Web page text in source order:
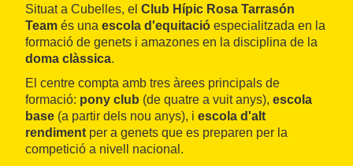
Situat a Cubelles, el Club Hípic Rosa Tarrasón
Team és una escola d'equitació especialitzada en la
formació de genets i amazones en la disciplina de la
doma clàssica.
El centre compta amb tres àrees principals de
formació: pony club (de quatre a vuit anys), escola
base (a partir dels nou anys), i escola d'alt
rendiment per a genets que es preparen per la
competició a nivell nacional.